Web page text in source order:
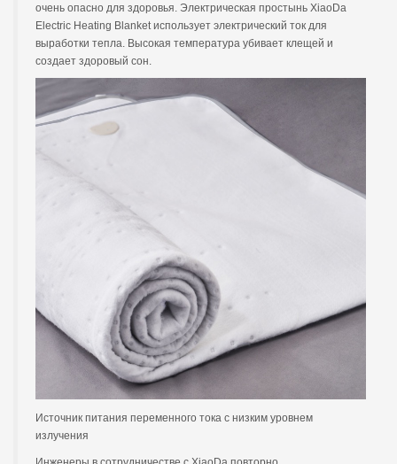
очень опасно для здоровья. Электрическая простынь XiaoDa
Electric Heating Blanket использует электрический ток для
выработки тепла. Высокая температура убивает клещей и
создает здоровый сон.
Источник питания переменного тока с низким уровнем
излучения